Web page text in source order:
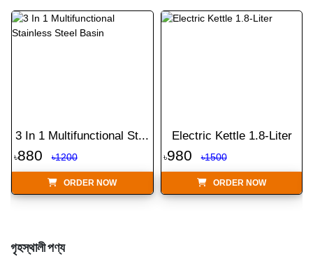
3 In 1 Multifunctional St...
৳880 ৳1200
ORDER NOW
Electric Kettle 1.8-Liter
৳980 ৳1500
ORDER NOW
গৃহস্থালী পণ্য